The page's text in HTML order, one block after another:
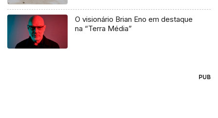
O visionário Brian Eno em destaque
na “Terra Média”
PUB